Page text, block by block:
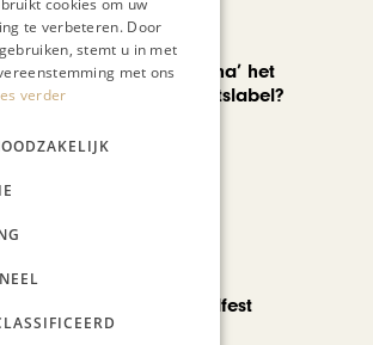
AUTOMOTIVE
Is ‘Made in China’ het
nieuwe kwaliteitslabel?
Noorbeek Foodfest
cookies om uw
te verbeteren. Door
stemt u in met
met ons
verder